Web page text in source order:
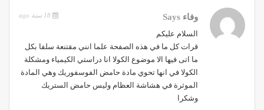
وفاء Says
السلام عليكم
قرات كل ما في هذه الصفحة علما انني مقتنعة سلفا بكل
ما اتى فيها الا موضوع الكولا انا دراستي الكيمياء ومشكلة
الكولا في انها تحوي مادة حامض الفوسفوريك وهي المادة
الموثرة في هشاشة العظام وليس حامض الستريك
وشكرا